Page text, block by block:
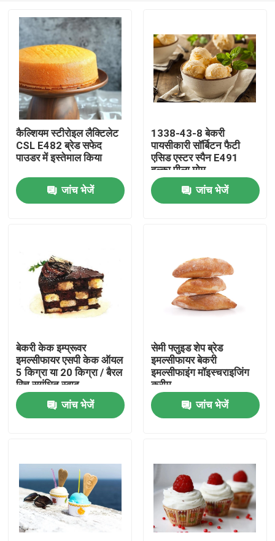
वीडियो
वीआर शो
हमारे बारे में
कारखाना भ्रमण
गुणवत्ता नियंत्रण
समाचार
एक उद्धरण का अनुरोध करें
कैल्शियम स्टीरोइल लैक्टिलेट
CSL E482 ब्रेड सफेद
पाउडर में इस्तेमाल किया
जांच भेजें
1338-43-8 बेकरी
पायसीकारी सॉर्बिटन फैटी
एसिड एस्टर स्पैन E491
हल्का पीला मोम
जांच भेजें
बेकरी केक इम्प्रूवर
इमल्सीफायर एसपी केक ऑयल
5 किग्रा या 20 किग्रा / बैरल
रिच सुगंधित स्वाद
जांच भेजें
सेमी फ्लुइड शेप ब्रेड
इमल्सीफायर बेकरी
इमल्सीफाइंग मॉइस्चराइजिंग
क्रीम
जांच भेजें